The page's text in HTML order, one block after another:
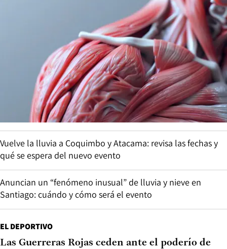
Vuelve la lluvia a Coquimbo y Atacama: revisa las fechas y
qué se espera del nuevo evento
Anuncian un “fenómeno inusual” de lluvia y nieve en
Santiago: cuándo y cómo será el evento
EL DEPORTIVO
Las Guerreras Rojas ceden ante el poderío de